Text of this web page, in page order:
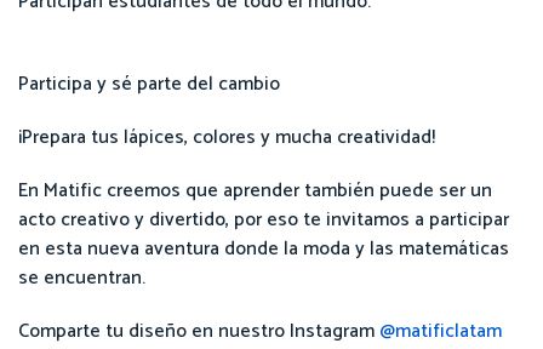
Participa y sé parte del cambio
¡Prepara tus lápices, colores y mucha creatividad!
En Matific creemos que aprender también puede ser un
acto creativo y divertido, por eso te invitamos a participar
en esta nueva aventura donde la moda y las matemáticas
se encuentran.
Comparte tu diseño en nuestro Instagram@matificlatam